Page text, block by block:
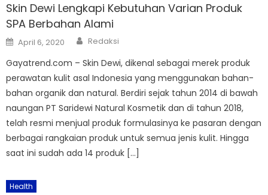
Skin Dewi Lengkapi Kebutuhan Varian Produk
SPA Berbahan Alami
Posted
on
April 6, 2020 Author
Redaksi
Gayatrend.com – Skin Dewi, dikenal sebagai merek produk
perawatan kulit asal Indonesia yang menggunakan bahan-
bahan organik dan natural. Berdiri sejak tahun 2014 di bawah
naungan PT Saridewi Natural Kosmetik dan di tahun 2018,
telah resmi menjual produk formulasinya ke pasaran dengan
berbagai rangkaian produk untuk semua jenis kulit. Hingga
saat ini sudah ada 14 produk […]
Health